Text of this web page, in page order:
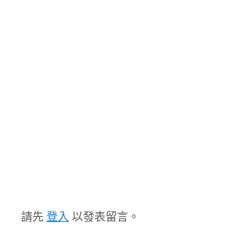
請先 登入 以發表留言。